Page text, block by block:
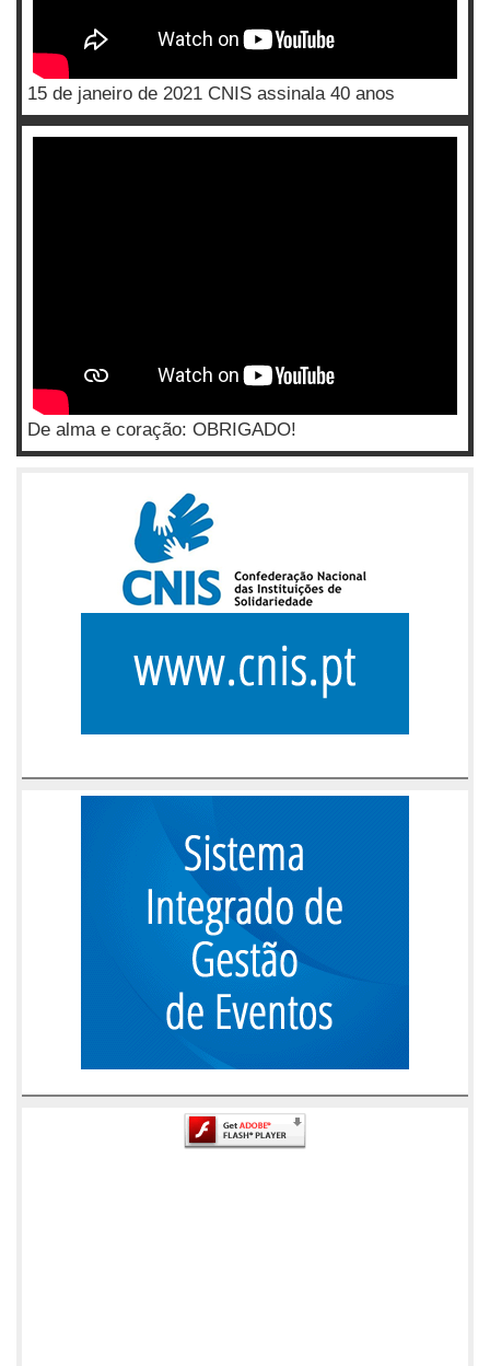
15 de janeiro de 2021 CNIS assinala 40 anos
De alma e coração: OBRIGADO!